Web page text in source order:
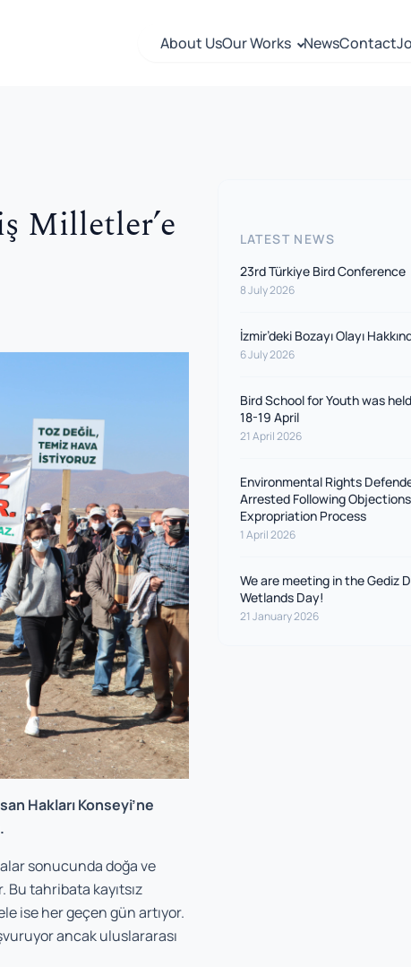
About UsOur Works NewsContact
Milletler’e
Hakları Konseyi’ne
sonucunda doğa ve
Bu tahribata kayıtsız
ise her gecen gün artıyor.
ancak uluslararası
LATEST NEWS
23rd Türkiye Bird Conference
8 July 2026
İzmir’deki Bozayı Olayı
6 July 2026
Bird School for Youth was
18-19 April
21 April 2026
Environmental Rights
Arrested Following
Expropriation Process
1 April 2026
We are meeting in the Gediz
Wetlands Day!
21 January 2026